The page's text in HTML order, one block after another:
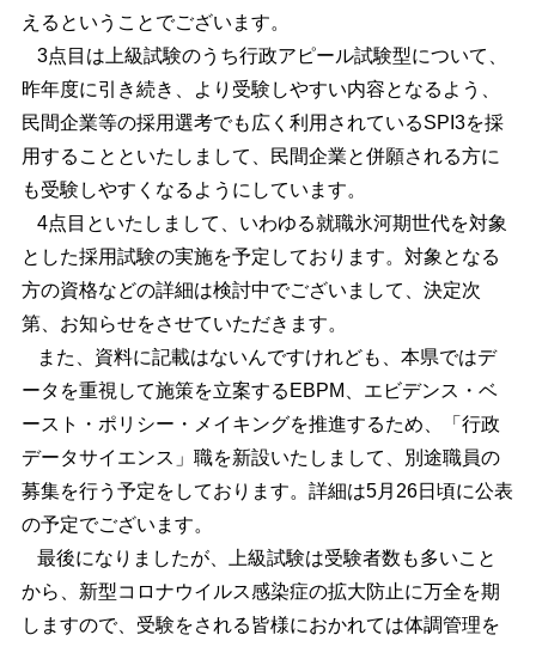
えるということでございます。
3点目は上級試験のうち行政アピール試験型について、
昨年度に引き続き、より受験しやすい内容となるよう、
民間企業等の採用選考でも広く利用されているSPI3を採
用することといたしまして、民間企業と併願される方に
も受験しやすくなるようにしています。
4点目といたしまして、いわゆる就職氷河期世代を対象
とした採用試験の実施を予定しております。対象となる
方の資格などの詳細は検討中でございまして、決定次
第、お知らせをさせていただきます。
また、資料に記載はないんですけれども、本県ではデ
ータを重視して施策を立案するEBPM、エビデンス・ベ
ースト・ポリシー・メイキングを推進するため、「行政
データサイエンス」職を新設いたしまして、別途職員の
募集を行う予定をしております。詳細は5月26日頃に公表
の予定でございます。
最後になりましたが、上級試験は受験者数も多いこと
から、新型コロナウイルス感染症の拡大防止に万全を期
しますので、受験をされる皆様におかれては体調管理を